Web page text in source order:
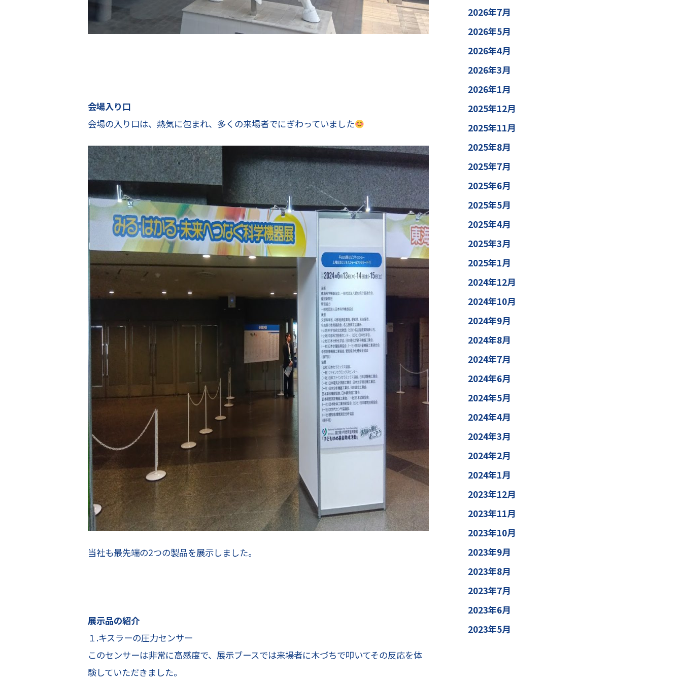
会場入り口
会場の入り口は、熱気に包まれ、多くの来場者でにぎわっていました
当社も最先端の2つの製品を展示しました。
展示品の紹介
１.キスラーの圧力センサー
このセンサーは非常に高感度で、展示ブースでは来場者に木づちで叩いてその反応を体
験していただきました。
2026年7月
2026年5月
2026年4月
2026年3月
2026年1月
2025年12月
2025年11月
2025年8月
2025年7月
2025年6月
2025年5月
2025年4月
2025年3月
2025年1月
2024年12月
2024年10月
2024年9月
2024年8月
2024年7月
2024年6月
2024年5月
2024年4月
2024年3月
2024年2月
2024年1月
2023年12月
2023年11月
2023年10月
2023年9月
2023年8月
2023年7月
2023年6月
2023年5月